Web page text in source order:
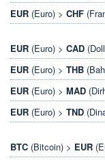
EUR (Euro) > CHF
EUR (Euro) > CAD
EUR (Euro) > THB
EUR (Euro) > MAD
EUR (Euro) > TND
BTC (Bitcoin) > EUR